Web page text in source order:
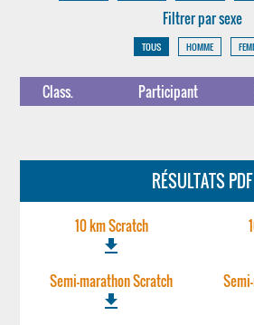
Filtrer par sexe
TOUS HOMME
Class. Participant
RÉSULTATS PDF
10 km Scratch
file_download
Semi-marathon Scratch
file_download